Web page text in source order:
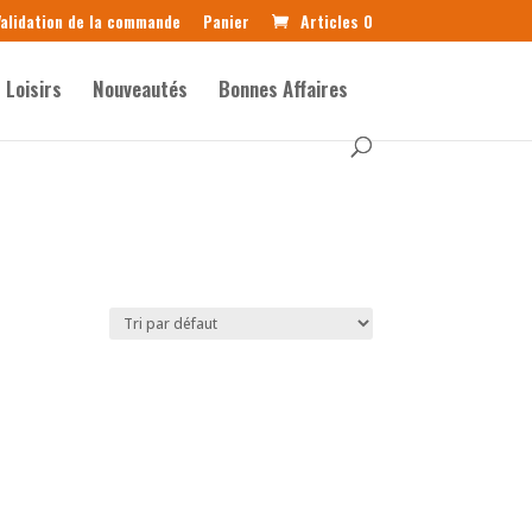
de la commande Panier Articles 0
Loisirs Nouveautés Bonnes Affaires